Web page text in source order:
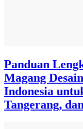
Panduan
Magang
Indonesia
Tangerang,